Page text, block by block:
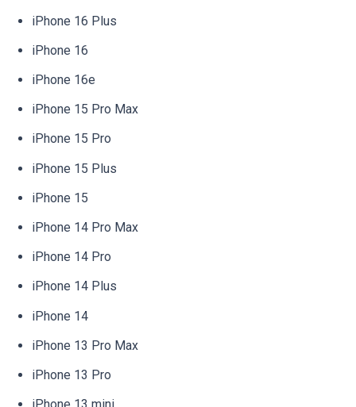
iPhone 16 Plus
iPhone 16
iPhone 16e
iPhone 15 Pro Max
iPhone 15 Pro
iPhone 15 Plus
iPhone 15
iPhone 14 Pro Max
iPhone 14 Pro
iPhone 14 Plus
iPhone 14
iPhone 13 Pro Max
iPhone 13 Pro